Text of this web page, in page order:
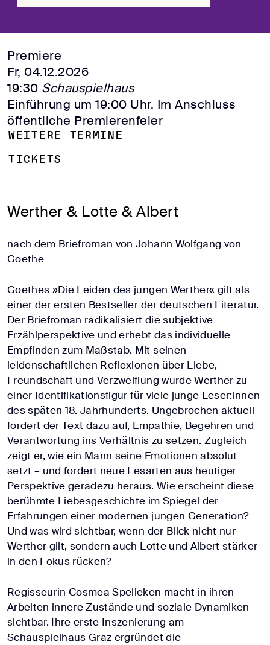
Premiere
Fr, 04.12.2026
19:30 Schauspielhaus
Einführung um 19:00 Uhr. Im Anschluss
öffentliche Premierenfeier
Weitere Termine
Tickets
Werther & Lotte & Albert
nach dem Briefroman von Johann Wolfgang von
Goethe
Goethes »Die Leiden des jungen Werther« gilt als
einer der ersten Bestseller der deutschen Literatur.
Der Briefroman radikalisiert die subjektive
Erzählperspektive und erhebt das individuelle
Empfinden zum Maßstab. Mit seinen
leidenschaftlichen Reflexionen über Liebe,
Freundschaft und Verzweiflung wurde Werther zu
einer Identifikationsfigur für viele junge Leser:innen
des späten 18. Jahrhunderts. Ungebrochen aktuell
fordert der Text dazu auf, Empathie, Begehren und
Verantwortung ins Verhältnis zu setzen. Zugleich
zeigt er, wie ein Mann seine Emotionen absolut
setzt – und fordert neue Lesarten aus heutiger
Perspektive geradezu heraus. Wie erscheint diese
berühmte Liebesgeschichte im Spiegel der
Erfahrungen einer modernen jungen Generation?
Und was wird sichtbar, wenn der Blick nicht nur
Werther gilt, sondern auch Lotte und Albert stärker
in den Fokus rücken?
Regisseurin Cosmea Spelleken macht in ihren
Arbeiten innere Zustände und soziale Dynamiken
sichtbar. Ihre erste Inszenierung am
Schauspielhaus Graz ergründet die